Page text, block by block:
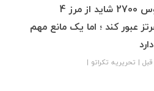
اگزینوس 2700 شاید از مرز 4
عبور کند ؛ اما یک مانع مهم
| تحریریه تکراتو |